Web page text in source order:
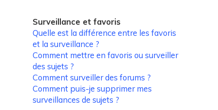
Surveillance et favoris
Quelle est la différence entre les favoris
et la surveillance ?
Comment mettre en favoris ou surveiller
des sujets ?
Comment surveiller des forums ?
Comment puis-je supprimer mes
surveillances de sujets ?